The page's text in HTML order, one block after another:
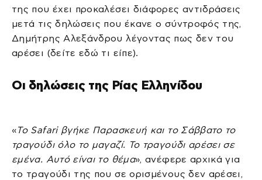
της που έχει προκαλέσει διάφορες αντιδράσεις
μετά τις δηλώσεις που έκανε ο σύντροφός της,
Δημήτρης Αλεξάνδρου λέγοντας πως δεν του
αρέσει (δείτε εδώ τι είπε).
Οι δηλώσεις της Ρίας Ελληνίδου
«Το Safari βγήκε Παρασκευή και το Σάββατο το
τραγούδι όλο το μαγαζί. Το τραγούδι αρέσει σε
εμένα. Αυτό είναι το θέμα», ανέφερε αρχικά για
το τραγούδι της που σε ορισμένους δεν αρέσει,